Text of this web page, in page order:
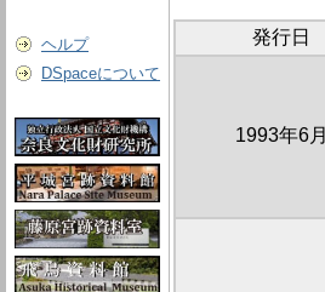
ヘルプ
DSpaceについて
発行日
1993年6月